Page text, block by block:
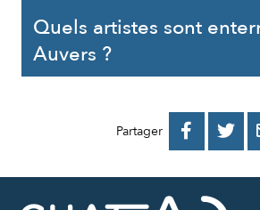
Quels artistes sont
Auvers ?
Partager  